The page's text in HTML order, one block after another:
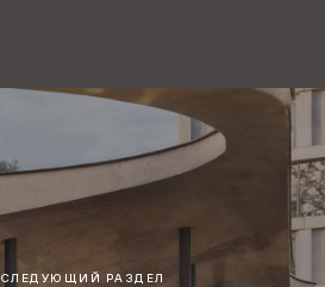
СЛЕДУЮЩИЙ РАЗДЕЛ